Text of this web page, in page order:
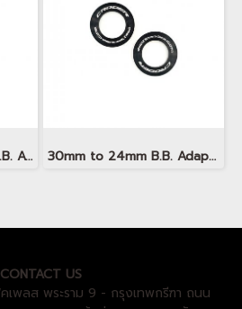
SRAM DUB to 24mm B.B. Adapter 30mm to 24mm B.B. Adapter
CONTACT US
เพลส พระราม 9 - กรุงเทพกรีฑา ถนน